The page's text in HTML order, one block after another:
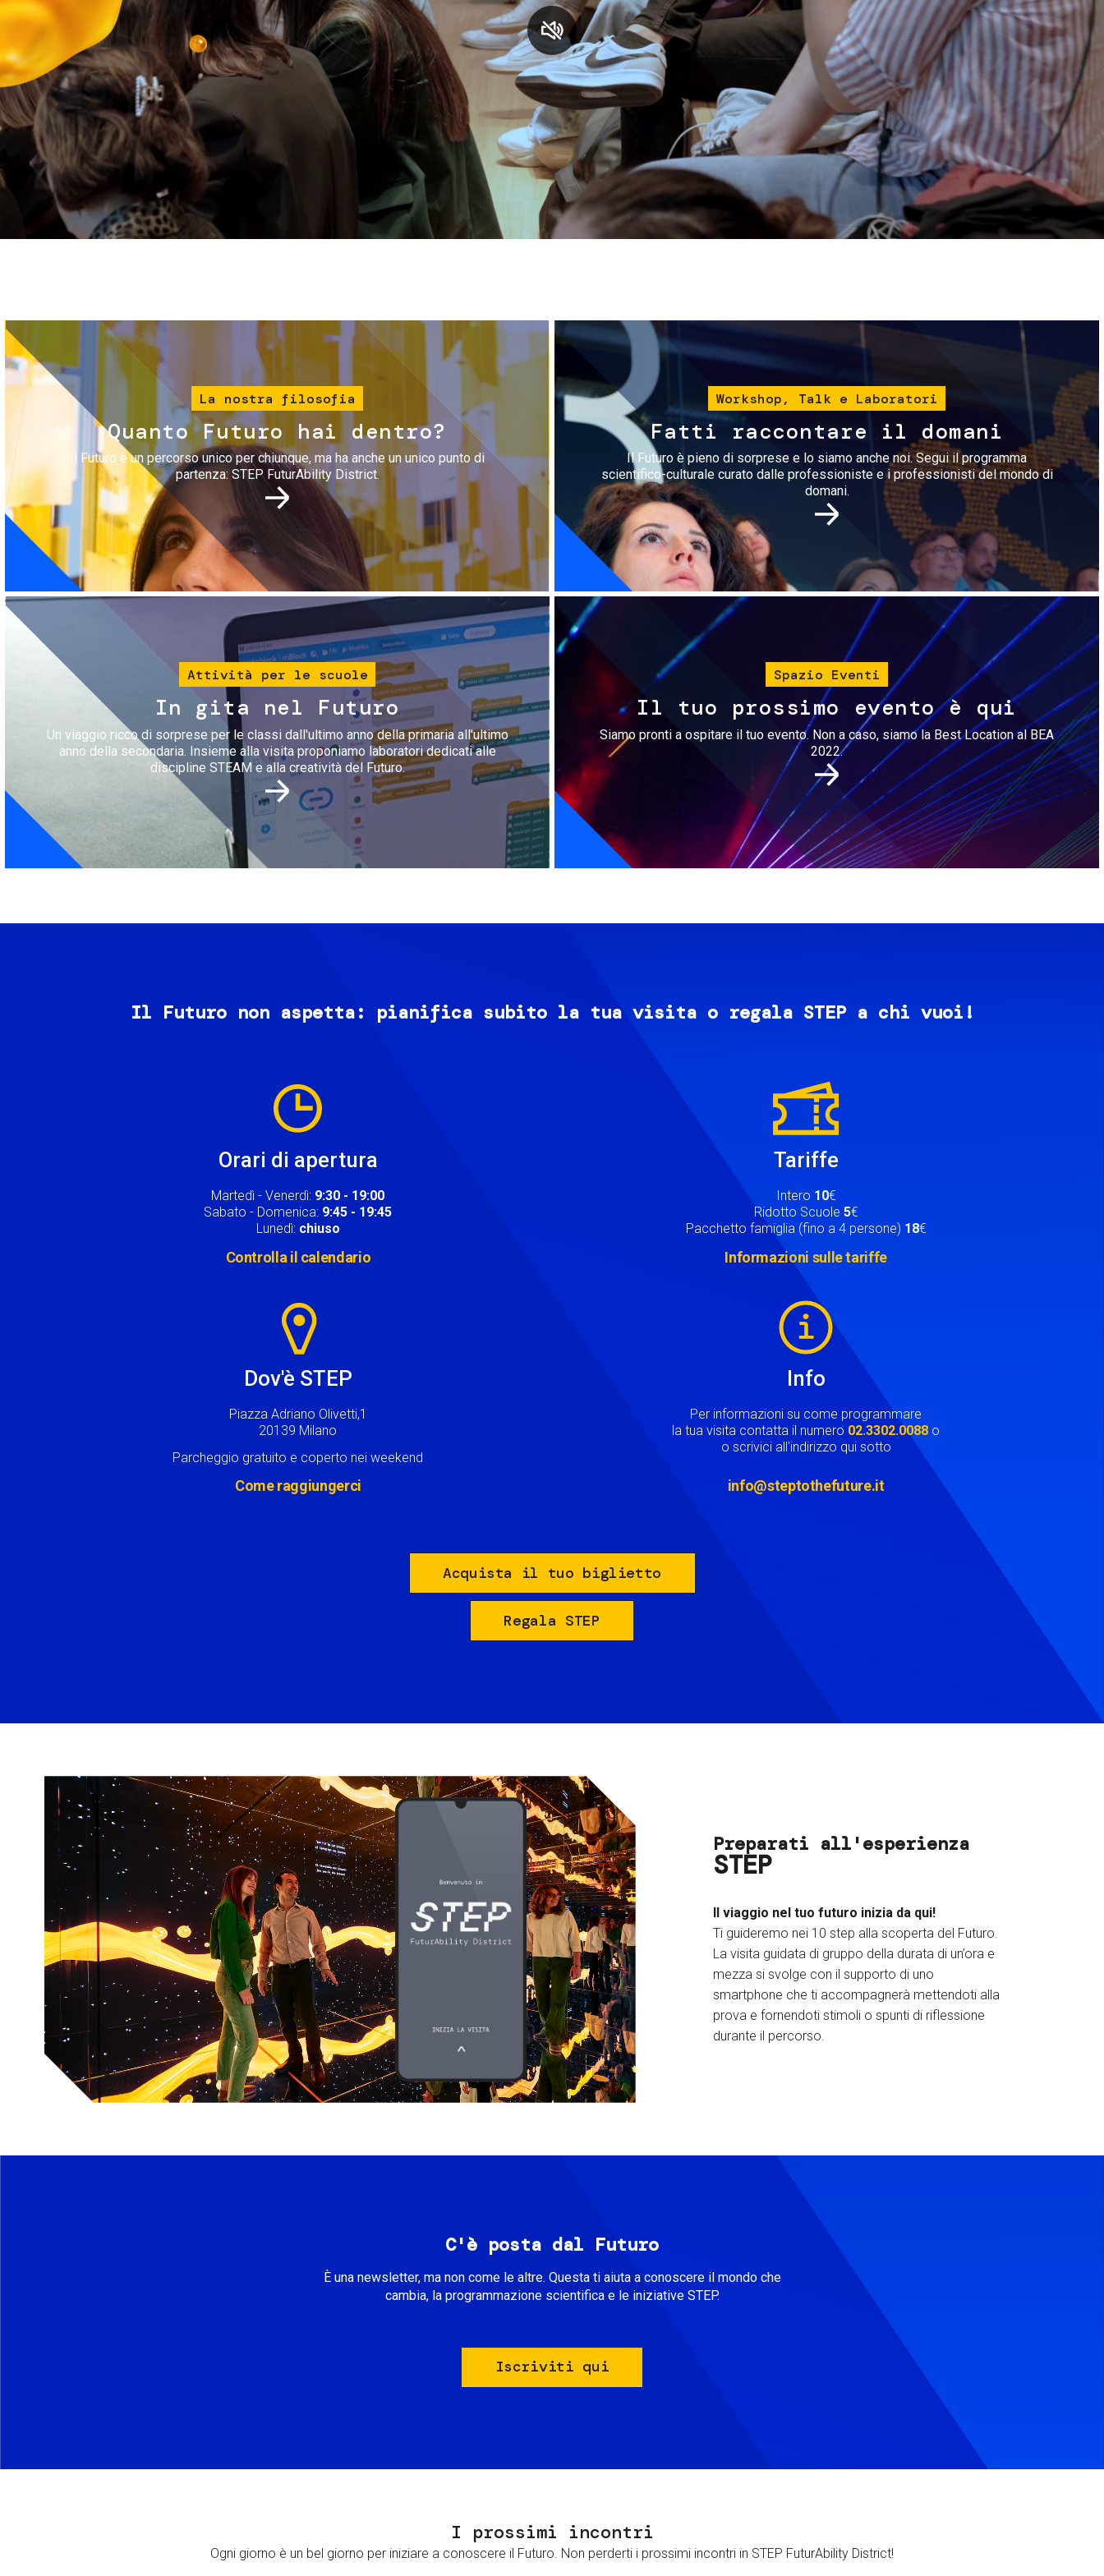
Servizi e accessibilità
Contatti
Biglietti
Immagine
La nostra filosofia
Quanto Futuro hai dentro?
Il Futuro è un percorso unico per chiunque, ma ha anche un unico punto di
partenza: STEP FuturAbility District.
Immagine
Workshop, Talk e Laboratori
Fatti raccontare il domani
Il Futuro è pieno di sorprese e lo siamo anche noi. Segui il programma
scientifico-culturale curato dalle professioniste e i professionisti del mondo di
domani.
Immagine
Attività per le scuole
In gita nel Futuro
Un viaggio ricco di sorprese per le classi dall'ultimo anno della primaria all'ultimo
anno della secondaria. Insieme alla visita proponiamo laboratori dedicati alle
discipline STEAM e alla creatività del Futuro.
Immagine
Spazio Eventi
Il tuo prossimo evento è qui
Siamo pronti a ospitare il tuo evento. Non a caso, siamo la Best Location al BEA
2022.
Il Futuro non aspetta: pianifica subito la tua visita o regala STEP a chi vuoi!
Orari di apertura
Martedì - Venerdì: 9:30 - 19:00
Sabato - Domenica: 9:45 - 19:45
Lunedì: chiuso
Controlla il calendario
Tariffe
Intero 10€
Ridotto Scuole 5€
Pacchetto famiglia (fino a 4 persone) 18€
Informazioni sulle tariffe
Dov'è STEP
Piazza Adriano Olivetti,1
20139 Milano
Parcheggio gratuito e coperto nei weekend
Come raggiungerci
Info
Per informazioni su come programmare
la tua visita contatta il numero 02.3302.0088 o
o scrivici all'indirizzo qui sotto
info@steptothefuture.it
Acquista il tuo biglietto
Regala STEP
Preparati all'esperienza
STEP
Il viaggio nel tuo futuro inizia da qui!
Ti guideremo nei 10 step alla scoperta del Futuro.
La visita guidata di gruppo della durata di un’ora e
mezza si svolge con il supporto di uno
smartphone che ti accompagnerà mettendoti alla
prova e fornendoti stimoli o spunti di riflessione
durante il percorso.
C'è posta dal Futuro
È una newsletter, ma non come le altre. Questa ti aiuta a conoscere il mondo che
cambia, la programmazione scientifica e le iniziative STEP.
Iscriviti qui
I prossimi incontri
Ogni giorno è un bel giorno per iniziare a conoscere il Futuro. Non perderti i prossimi incontri in STEP FuturAbility District!